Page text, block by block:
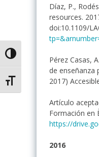
Alternar alto contraste
Alternar tamaño de letra
Díaz, P.,
resources.
doi:10.1109/
Pérez Casas,
de enseñanza
2017)
Artículo
Formación en
https://
2016